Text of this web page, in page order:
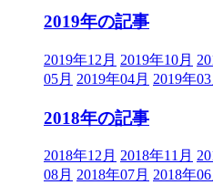
2019年の記事
2019年12月 2019年10月
05月 2019年04月 2019年03
2018年の記事
2018年12月 2018年11月
08月 2018年07月 2018年06